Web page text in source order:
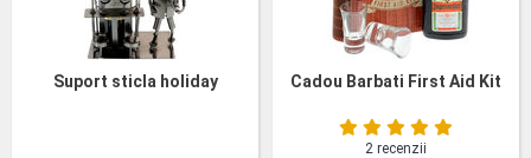
Suport sticla holiday Cadou Barbati First Aid Kit
2 recenzii